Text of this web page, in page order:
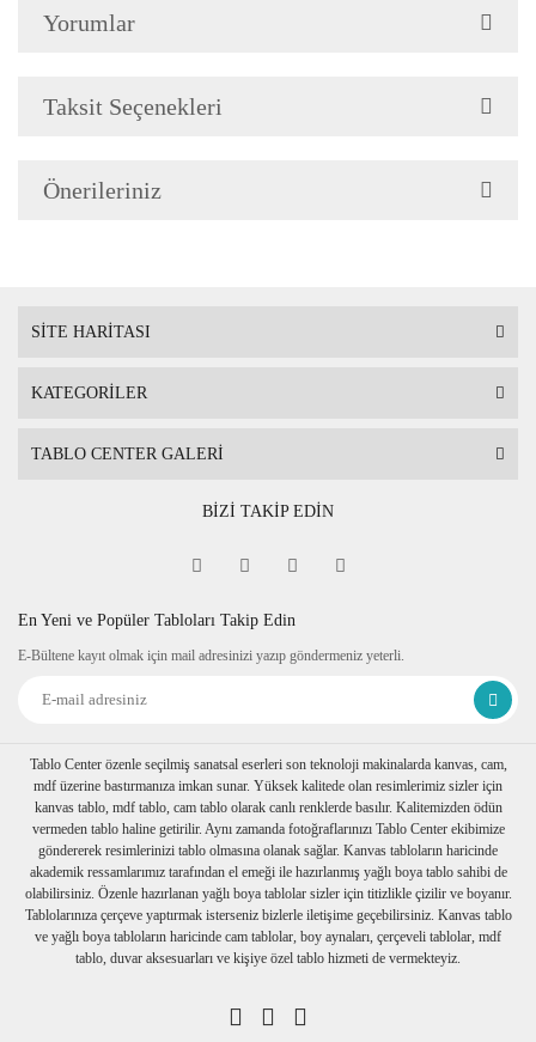
Nakliye sırasında hasar
Yorumlar
Taksit Seçenekleri
Önerileriniz
SİTE HARİTASI
KATEGORİLER
TABLO CENTER GALERİ
BİZİ TAKİP EDİN
En Yeni ve Popüler Tabloları Takip Edin
E-Bültene kayıt olmak için mail adresinizi yazıp göndermeniz yeterli.
Tablo Center özenle seçilmiş sanatsal eserleri son teknoloji makinalarda kanvas, cam,
mdf üzerine bastırmanıza imkan sunar. Yüksek kalitede olan resimlerimiz sizler için
kanvas tablo, mdf tablo, cam tablo olarak canlı renklerde basılır. Kalitemizden ödün
vermeden tablo haline getirilir. Aynı zamanda fotoğraflarınızı Tablo Center ekibimize
göndererek resimlerinizi tablo olmasına olanak sağlar. Kanvas tabloların haricinde
akademik ressamlarımız tarafından el emeği ile hazırlanmış yağlı boya tablo sahibi de
olabilirsiniz. Özenle hazırlanan yağlı boya tablolar sizler için titizlikle çizilir ve boyanır.
Tablolarınıza çerçeve yaptırmak isterseniz bizlerle iletişime geçebilirsiniz. Kanvas tablo
ve yağlı boya tabloların haricinde cam tablolar, boy aynaları, çerçeveli tablolar, mdf
tablo, duvar aksesuarları ve kişiye özel tablo hizmeti de vermekteyiz.